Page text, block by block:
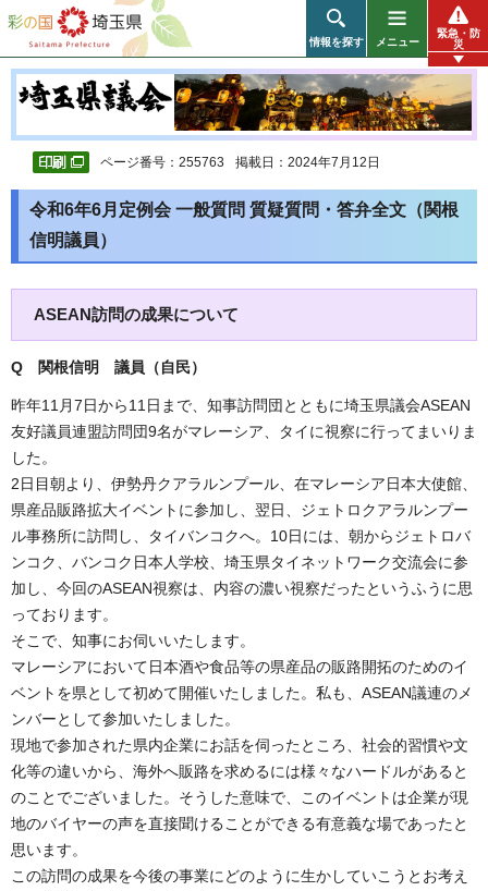
彩の国 埼玉県
情報を探す メニュー
緊急・防
災
ページ番号：255763 掲載日：2024年7月12日
令和6年6月定例会 一般質問 質疑質問・答弁全文（関根
信明議員）
ASEAN訪問の成果について
Q 関根信明 議員（自民）
昨年11月7日から11日まで、知事訪問団とともに埼玉県議会ASEAN
友好議員連盟訪問団9名がマレーシア、タイに視察に行ってまいりま
した。
2日目朝より、伊勢丹クアラルンプール、在マレーシア日本大使館、
県産品販路拡大イベントに参加し、翌日、ジェトロクアラルンプー
ル事務所に訪問し、タイバンコクへ。10日には、朝からジェトロバ
ンコク、バンコク日本人学校、埼玉県タイネットワーク交流会に参
加し、今回のASEAN視察は、内容の濃い視察だったというふうに思
っております。
そこで、知事にお伺いいたします。
マレーシアにおいて日本酒や食品等の県産品の販路開拓のためのイ
ベントを県として初めて開催いたしました。私も、ASEAN議連のメ
ンバーとして参加いたしました。
現地で参加された県内企業にお話を伺ったところ、社会的習慣や文
化等の違いから、海外へ販路を求めるには様々なハードルがあると
のことでございました。そうした意味で、このイベントは企業が現
地のバイヤーの声を直接聞けることができる有意義な場であったと
思います。
この訪問の成果を今後の事業にどのように生かしていこうとお考え